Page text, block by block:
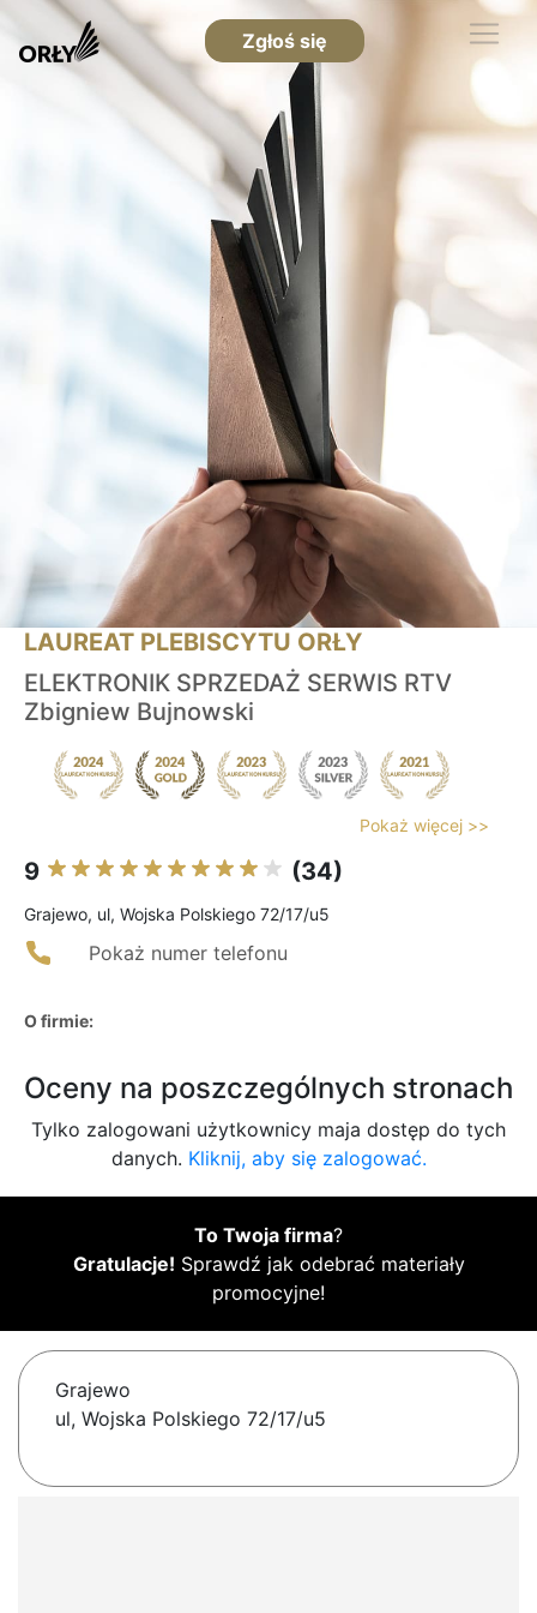
Zgłoś się
LAUREAT PLEBISCYTU ORŁY
ELEKTRONIK SPRZEDAŻ SERWIS RTV
Zbigniew Bujnowski
Pokaż więcej >>
9 (34)
Grajewo, ul, Wojska Polskiego 72/17/u5
Pokaż numer telefonu
O firmie:
Oceny na poszczególnych stronach
Tylko zalogowani użytkownicy maja dostęp do tych
danych. Kliknij, aby się zalogować.
To Twoja firma?
Gratulacje! Sprawdź jak odebrać materiały
promocyjne!
Grajewo
ul, Wojska Polskiego 72/17/u5